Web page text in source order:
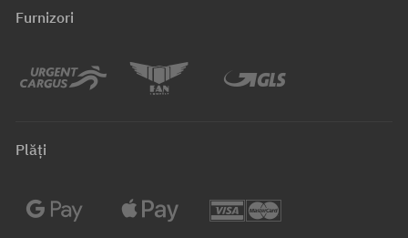
Furnizori
Plăți